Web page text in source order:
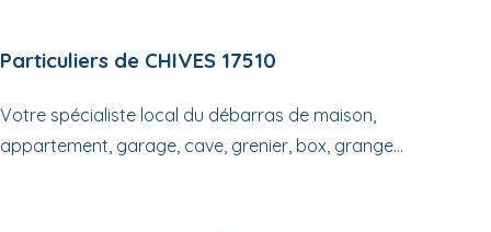
Particuliers de CHIVES 17510
Votre spécialiste local du débarras de maison,
appartement, garage, cave, grenier, box, grange...